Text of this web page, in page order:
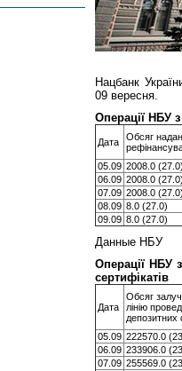
Нацбанк
09 вересня.
Операції НБУ з
Дата
Обсяг
05.09 2008.0 (27.0)
06.09 2008.0 (27.0)
07.09 2008.0 (27.0)
08.09 8.0 (27.0)
09.09 8.0 (27.0)
Данные НБУ
Операції НБУ
сертифікатів
Дата
Обсяг
лінію
депозитних
05.09 222570.0
06.09 233906.0
07.09 255569.0